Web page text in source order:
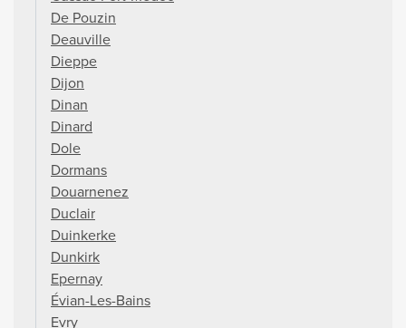
De Pouzin
Deauville
Dieppe
Dijon
Dinan
Dinard
Dole
Dormans
Douarnenez
Duclair
Duinkerke
Dunkirk
Epernay
Évian-Les-Bains
Evry